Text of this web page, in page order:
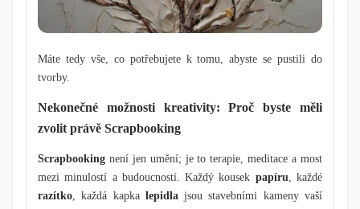
Máte tedy vše, co potřebujete k tomu, abyste se pustili do
tvorby.
Nekonečné možnosti kreativity: Proč byste měli
zvolit právě Scrapbooking
Scrapbooking není jen umění; je to terapie, meditace a most
mezi minulostí a budoucností. Každý kousek papíru , každé
razítko , každá kapka lepidlajsou stavebními kameny vaší